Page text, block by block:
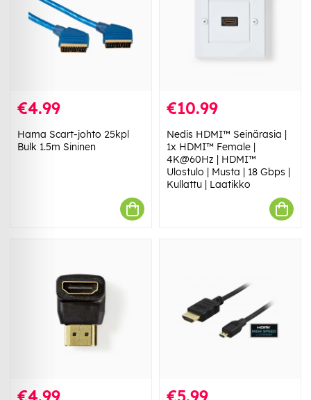
€4.99
Hama Scart-johto 25kpl
Bulk 1.5m Sininen
€10.99
Nedis HDMI™ Seinärasia |
1x HDMI™ Female |
4K@60Hz | HDMI™
Ulostulo | Musta | 18 Gbps |
Kullattu | Laatikko